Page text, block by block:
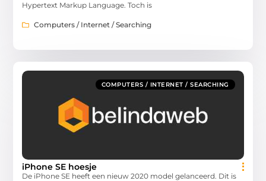
Hypertext Markup Language. Toch is
Computers / Internet / Searching
COMPUTERS / INTERNET / SEARCHING
iPhone SE hoesje
De iPhone SE heeft een nieuw 2020 model gelanceerd. Dit is